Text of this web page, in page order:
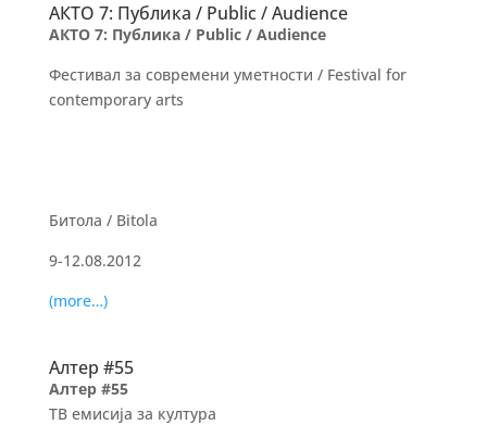
АКТО 7: Публика / Public / Audience
АКТО 7: Публика / Public / Audience
Фестивал за современи уметности / Festival for
contemporary arts
Битола / Bitola
9-12.08.2012
(more…)
Алтер #55
Алтер #55
ТВ емисија за култура